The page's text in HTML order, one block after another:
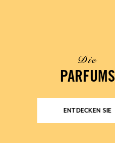
Die
PARFUMS
ENTDECKEN SIE